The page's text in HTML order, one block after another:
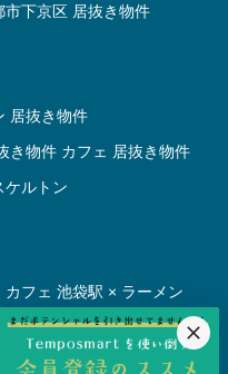
市下京区 居抜き物件
居抜き物件
き物件 カフェ 居抜き物件
ケルトン
フェ 池袋駅 × ラーメン
比寿駅 × レストラン
|
麻布十番駅 × レストラン